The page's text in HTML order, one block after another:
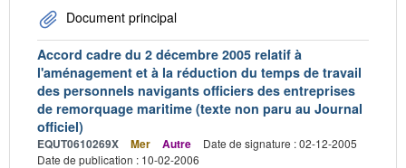
Document principal
Accord cadre du 2 décembre 2005 relatif à
l'aménagement et à la réduction du temps de travail
des personnels navigants officiers des entreprises
de remorquage maritime (texte non paru au Journal
officiel)
EQUT0610269X Mer Autre
Date de signature : 02-12-2005
Date de publication : 10-02-2006